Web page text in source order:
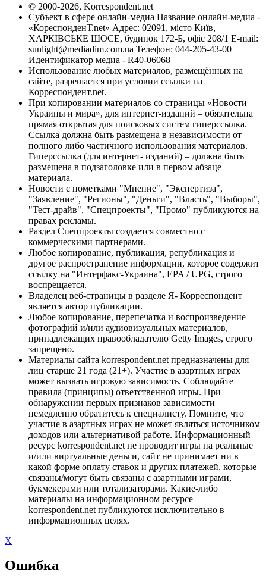
© 2000-2026, Korrespondent.net
Субъект в сфере онлайн-медиа Название онлайн-медиа -
«КореспонденТ.net» Адрес: 02091, місто Київ,
ХАРКІВСЬКЕ ШОСЕ, будинок 172-Б, офіс 208/1 E-mail:
sunlight@mediadim.com.ua Телефон: 044-205-43-00
Идентификатор медиа - R40-06068
Использование любых материалов, размещённых на
сайте, разрешается при условии ссылки на
Корреспондент.net.
При копировании материалов со страницы «Новости
Украины и мира», для интернет-изданий – обязательна
прямая открытая для поисковых систем гиперссылка.
Ссылка должна быть размещена в независимости от
полного либо частичного использования материалов.
Гиперссылка (для интернет- изданий) – должна быть
размещена в подзаголовке или в первом абзаце
материала.
Новости с пометками "Мнение", "Экспертиза",
"Заявление", "Регионы", "Деньги", "Власть", "Выборы",
"Тест-драйв", "Спецпроекты", "Промо" публикуются на
правах рекламы.
Раздел Спецпроекты создается совместно с
коммерческими партнерами.
Любое копирование, публикация, републикация и
другое распространение информации, которое содержит
ссылку на "Интерфакс-Украина", EPA / UPG, строго
воспрещается.
Владелец веб-страницы в разделе Я- Корреспондент
является автор публикации.
Любое копирование, перепечатка и воспроизведение
фотографий и/или аудиовизуальных материалов,
принадлежащих правообладателю Getty Images, строго
запрещено.
Материалы сайта korrespondent.net предназначены для
лиц старше 21 года (21+). Участие в азартных играх
может вызвать игровую зависимость. Соблюдайте
правила (принципы) ответственной игры. При
обнаружении первых признаков зависимости
немедленно обратитесь к специалисту. Помните, что
участие в азартных играх не может являться источником
доходов или альтернативой работе. Информационный
ресурс korrespondent.net не проводит игры на реальные
и/или виртуальные деньги, сайт не принимает ни в
какой форме оплату ставок и других платежей, которые
связаны/могут быть связаны с азартными играми,
букмекерами или тотализаторами. Какие-либо
материалы на информационном ресурсе
korrespondent.net публикуются исключительно в
информационных целях.
X
Ошибка